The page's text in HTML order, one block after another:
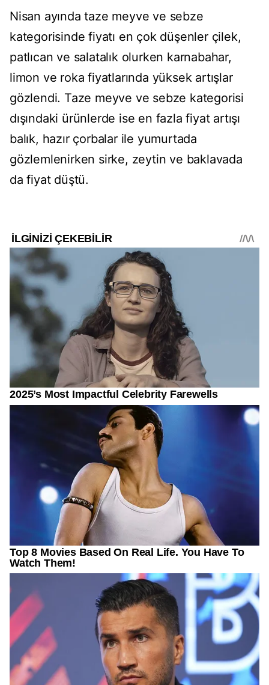
Nisan ayında taze meyve ve sebze
kategorisinde fiyatı en çok düşenler çilek,
patlıcan ve salatalık olurken karnabahar,
limon ve roka fiyatlarında yüksek artışlar
gözlendi. Taze meyve ve sebze kategorisi
dışındaki ürünlerde ise en fazla fiyat artışı
balık, hazır çorbalar ile yumurtada
gözlemlenirken sirke, zeytin ve baklavada
da fiyat düştü.